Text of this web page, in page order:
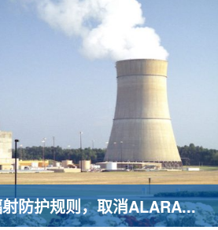
射治疗系统IDENTIFY。亚洲大学医
院表示，该院是韩国首...
美国核管会拟调整辐射防护规则，取消ALARA要求引发安全争议